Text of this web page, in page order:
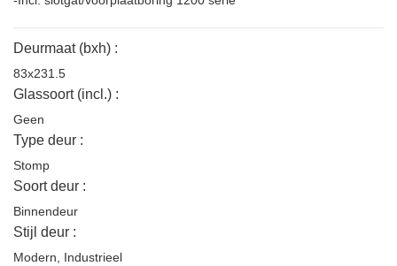
Deurmaat (bxh) :
83x231.5
Glassoort (incl.) :
Geen
Type deur :
Stomp
Soort deur :
Binnendeur
Stijl deur :
Modern, Industrieel